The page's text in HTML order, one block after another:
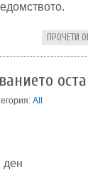
ПРОЧЕТИ
All
ден